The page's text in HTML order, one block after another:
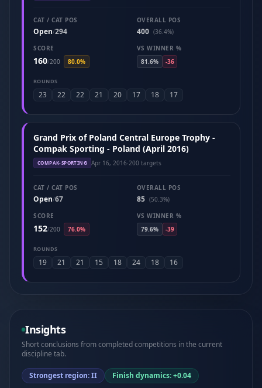
CAT / CAT POS
Open/294
OVERALL POS
400 (36.4%)
SCORE
160/200 80.0%
VS WINNER %
81.6%
-36
ROUNDS
23 22 22 21 20 17 18 17
Grand Prix of Poland Central Europe Trophy -
Compak Sporting - Poland (April 2016)
COMPAK-SPORTING Apr 16, 2016·200 targets
CAT / CAT POS
Open/67
OVERALL POS
85 (50.3%)
SCORE
152/200 76.0%
VS WINNER %
79.6%
-39
ROUNDS
19 21 21 15 18 24 18 16
Insights
Short conclusions from completed competitions in the current
discipline tab.
Strongest region: II Finish dynamics: +0.04